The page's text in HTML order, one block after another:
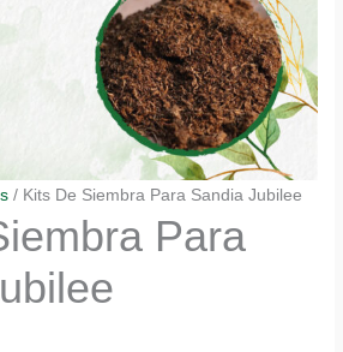
/ Kits De Siembra Para Sandia Jubilee
Para